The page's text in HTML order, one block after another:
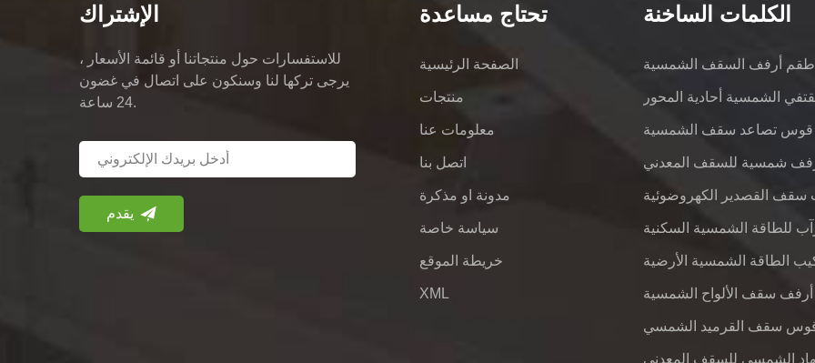
الإشتراك
للاستفسارات حول منتجاتنا أو قائمة الأسعار ،
يرجى تركها لنا وسنكون على اتصال في غضون
24 ساعة.
تحتاج مساعدة
الصفحة الرئيسية
منتجات
معلومات عنا
اتصل بنا
مدونة او مذكرة
سياسة خاصة
خريطة الموقع
XML
الكلمات الساخنة
طقم أرفف السقف الشمسية
الشمسية أحادية المحور
قوس تصاعد سقف الشمسية
شمسية للسقف المعدني
سقف القصدير الكهروضوئية
الطاقة الشمسية الأرضية
أرفف سقف الألواح الشمسية
سقف القرميد الشمسي
الشمسي للسقف المعدني